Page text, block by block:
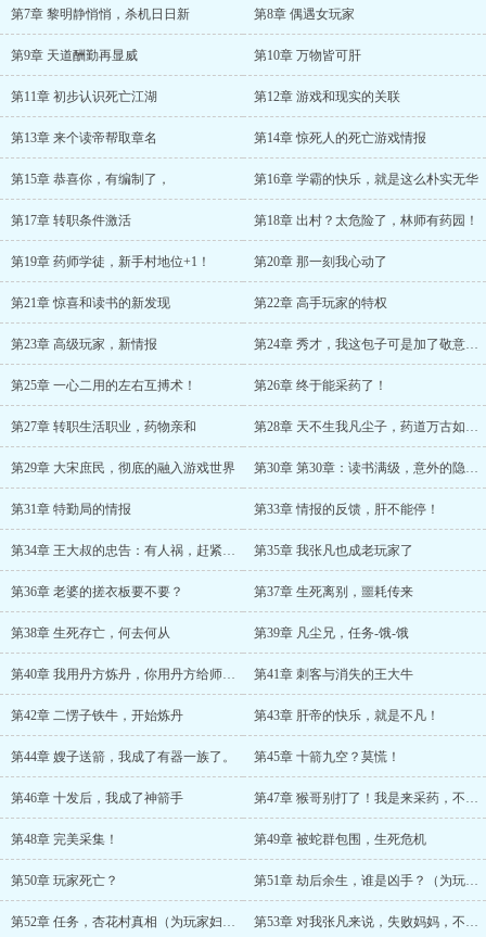
第7章 黎明静悄悄，杀机日日新 第8章 偶遇女玩家
第9章 天道酬勤再显威 第10章 万物皆可肝
第11章 初步认识死亡江湖 第12章 游戏和现实的关联
第13章 来个读帝帮取章名 第14章 惊死人的死亡游戏情报
第15章 恭喜你，有编制了， 第16章 学霸的快乐，就是这么朴实无华
第17章 转职条件激活 第18章 出村？太危险了，林师有药园！
第19章 药师学徒，新手村地位+1！ 第20章 那一刻我心动了
第21章 惊喜和读书的新发现 第22章 高手玩家的特权
第23章 高级玩家，新情报 第24章 秀才，我这包子可是加了敬意的！
第25章 一心二用的左右互搏术！ 第26章 终于能采药了！
第27章 转职生活职业，药物亲和 第28章 天不生我凡尘子，药道万古如长夜！
第29章 大宋庶民，彻底的融入游戏世界 第30章 第30章：读书满级，意外的隐藏奖励
第31章 特勤局的情报 第33章 情报的反馈，肝不能停！
第34章 王大叔的忠告：有人祸，赶紧润！ 第35章 我张凡也成老玩家了
第36章 老婆的搓衣板要不要？ 第37章 生死离别，噩耗传来
第38章 生死存亡，何去何从 第39章 凡尘兄，任务-饿-饿
第40章 我用丹方炼丹，你用丹方给师傅烧纸吗？ 第41章 刺客与消失的王大牛
第42章 二愣子铁牛，开始炼丹 第43章 肝帝的快乐，就是不凡！
第44章 嫂子送箭，我成了有器一族了。 第45章 十箭九空？莫慌！
第46章 十发后，我成了神箭手 第47章 猴哥别打了！我是来采药，不是来取经的！
第48章 完美采集！ 第49章 被蛇群包围，生死危机
第50章 玩家死亡？ 第51章 劫后余生，谁是凶手？（为玩家冰凰、611送礼加更）
第52章 任务，杏花村真相（为玩家妇科、乔峰五星好评加更） 第53章 对我张凡来说，失败妈妈，不存在的！